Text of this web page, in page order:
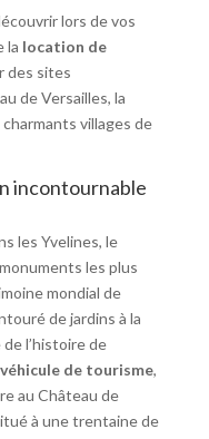
lors de vos
la location de
des sites
de Versailles, la
villages de
incontournable
les Yvelines, le
les plus
mondial de
de jardins à la
l’histoire de
de tourisme,
au Château de
à une trentaine de